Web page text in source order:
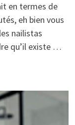
en termes de
eh bien vous
nailistas
qu’il existe …